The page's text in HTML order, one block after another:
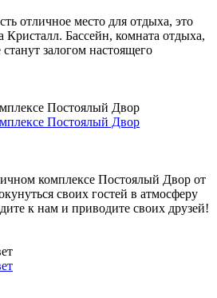
отличное место для отдыха, это
Кристалл. Бассейн, комната отдыха,
залогом настоящего
Постоялый Двор
Постоялый Двор
комплексе Постоялый Двор от
своих гостей в атмосферу
к нам и приводите своих друзей!